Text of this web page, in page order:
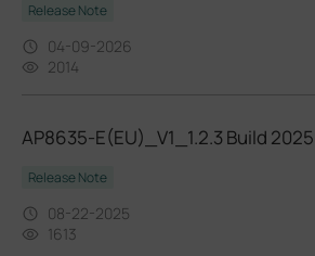
Release Note
04-09-2026
2014
AP8635-E(EU)_V1_1.2.3 Build
Release Note
08-22-2025
1613